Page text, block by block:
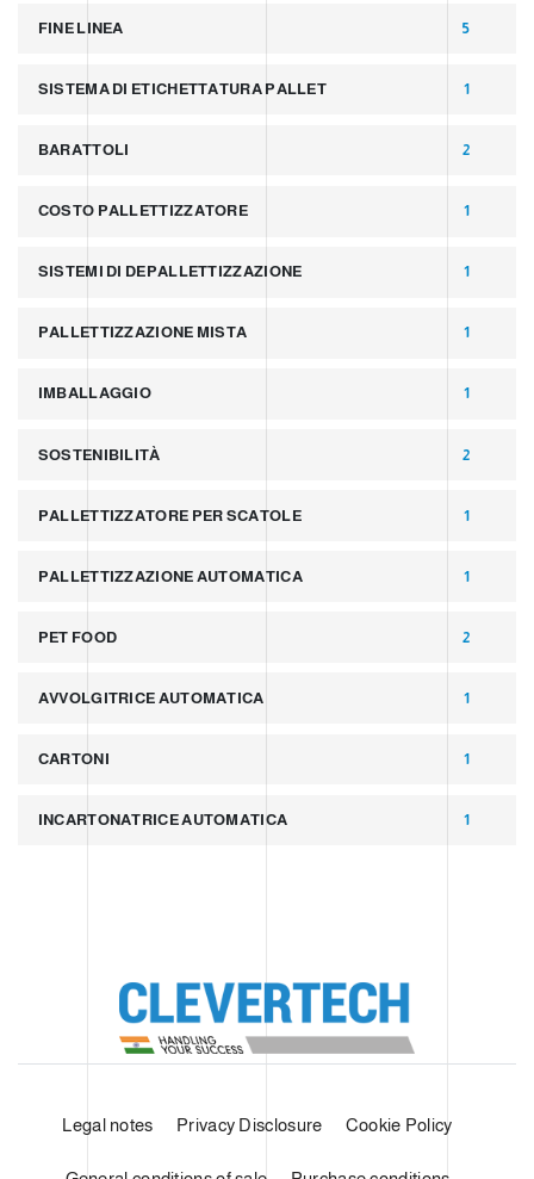
FINE LINEA 5
SISTEMA DI ETICHETTATURA PALLET 1
BARATTOLI 2
COSTO PALLETTIZZATORE 1
SISTEMI DI DEPALLETTIZZAZIONE 1
PALLETTIZZAZIONE MISTA 1
IMBALLAGGIO 1
SOSTENIBILITÀ 2
PALLETTIZZATORE PER SCATOLE 1
PALLETTIZZAZIONE AUTOMATICA 1
PET FOOD 2
AVVOLGITRICE AUTOMATICA 1
CARTONI 1
INCARTONATRICE AUTOMATICA 1
Legal notes Privacy Disclosure Cookie Policy